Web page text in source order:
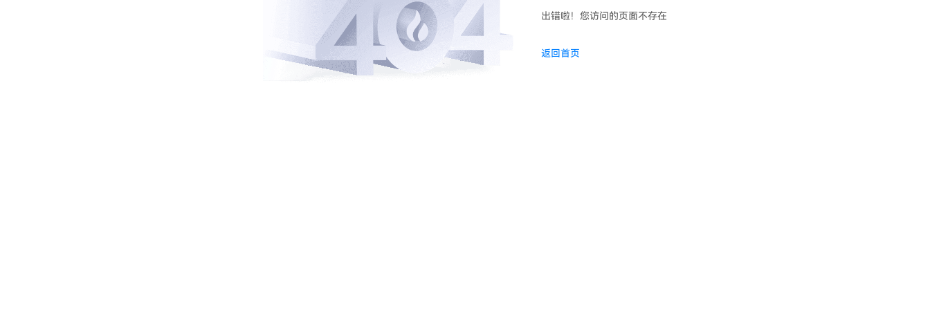
出错啦！您访问的页面不存在
返回首页